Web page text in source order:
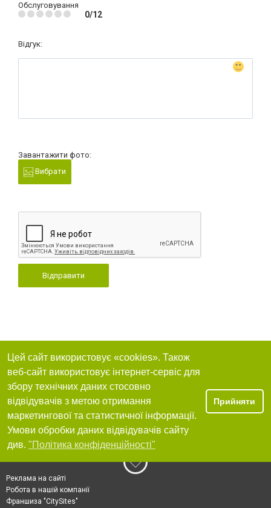
Обслуговування
0/12
Відгук:
Завантажити фото:
Вибрати
Відправити
Цей сайт використовує «cookies». Також
веб-сайт використовує інтернет-сервіс для
збору технічних даних стосовно
відвідувачів з метою отримання
маркетингової та статистичної інформації.
Умови обробки даних відвідувачів сайту
див. "Політика конфіденційності"
Прийняти
Реклама на сайті
Робота в нашій компанії
Франшиза "CitySites"